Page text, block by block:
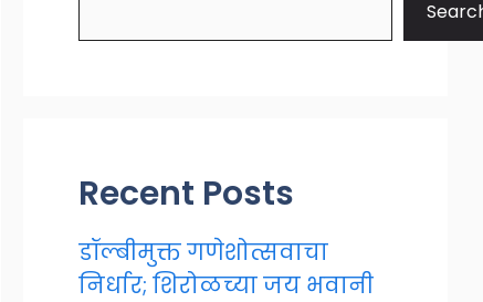
Recent Posts
डॉल्बीमुक्त गणेशोत्सवाचा
निर्धार; शिरोळच्या जय भवानी